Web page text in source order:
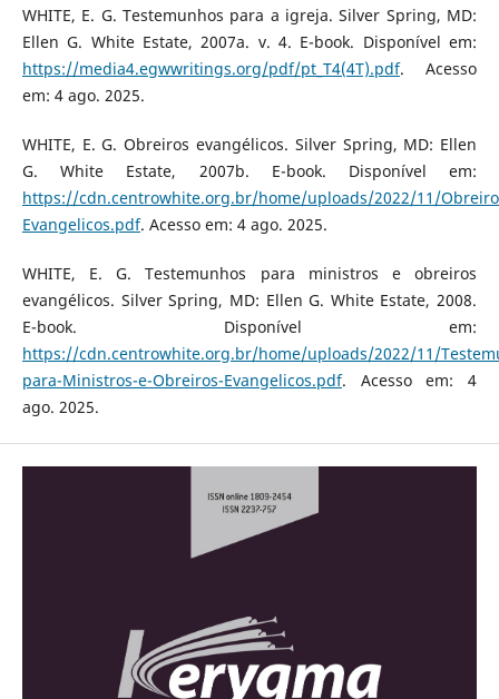
WHITE, E. G. Testemunhos para a igreja. Silver Spring, MD:
Ellen G. White Estate, 2007a. v. 4. E-book. Disponível em:
https://media4.egwwritings.org/pdf/pt_T4(4T).pdf. Acesso
em: 4 ago. 2025.
WHITE, E. G. Obreiros evangélicos. Silver Spring, MD: Ellen
G. White Estate, 2007b. E-book. Disponível em:
https://cdn.centrowhite.org.br/home/uploads/2022/11/
Evangelicos.pdf. Acesso em: 4 ago. 2025.
WHITE, E. G. Testemunhos para ministros e obreiros
evangélicos. Silver Spring, MD: Ellen G. White Estate, 2008.
E-book. Disponível em:
https://cdn.centrowhite.org.br/home/uploads/2022/11/
para-Ministros-e-Obreiros-Evangelicos.pdf. Acesso em: 4
ago. 2025.